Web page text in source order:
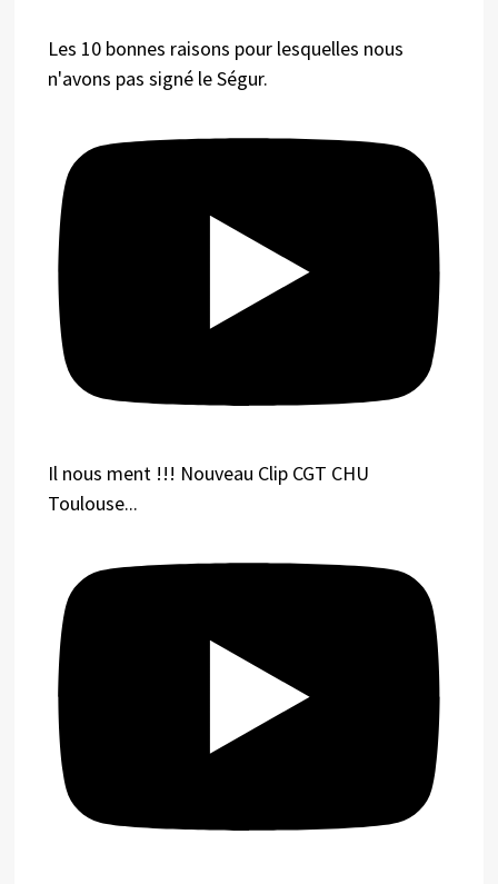
Les 10 bonnes raisons pour lesquelles nous
n'avons pas signé le Ségur.
Il nous ment !!! Nouveau Clip CGT CHU
Toulouse...